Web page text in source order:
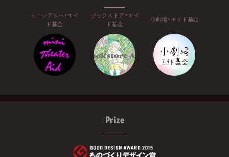
ミニシアター・エイ
ド基金
ブックストア・エイ
ド基金
小劇場・エイド基金
Prize